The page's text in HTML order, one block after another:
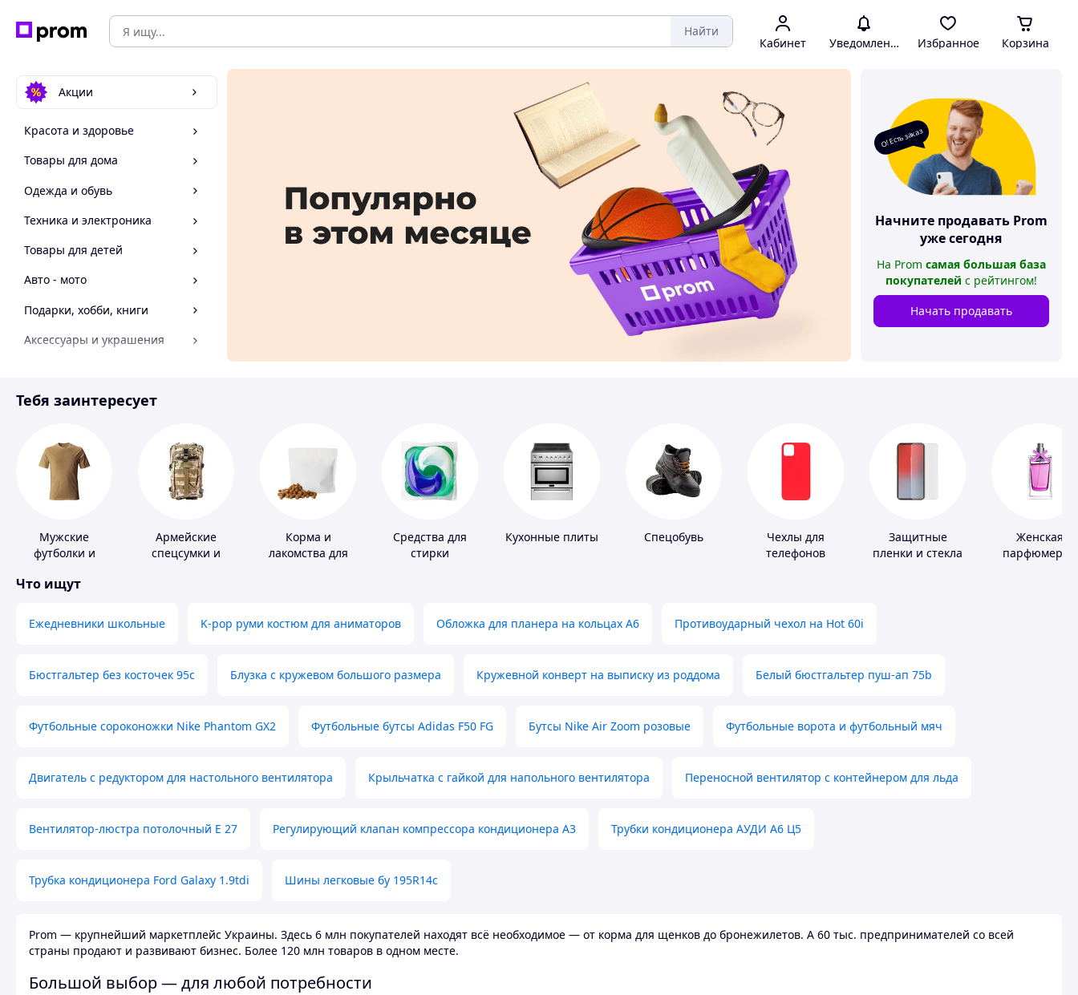
Найти
Кабинет Уведомления Избранное Корзина
Акции
Красота и здоровье
Товары для дома
Одежда и обувь
Техника и электроника
Товары для детей
Авто - мото
Подарки, хобби, книги
Аксессуары и украшения
Спорт и отдых
О! Есть заказ
Начните продавать Prom
уже сегодня
На Prom самая большая база
покупателей с рейтингом!
Начать продавать
Тебя заинтересует
Мужские
футболки и
Армейские
спецсумки и
Корма и
лакомства для
Средства для
стирки
Кухонные плиты Спецобувь
Чехлы для
телефонов
Защитные
пленки и стекла
Женская
парфюмерия
Что ищут
Ежедневники школьные K-pop руми костюм для аниматоров Обложка для планера на кольцах А6 Противоударный чехол на Hot 60i
Бюстгальтер без косточек 95с Блузка с кружевом большого размера Кружевной конверт на выписку из роддома Белый бюстгальтер пуш-ап 75b
Футбольные сороконожки Nike Phantom GX2 Футбольные бутсы Adidas F50 FG Бутсы Nike Air Zoom розовые Футбольные ворота и футбольный мяч
Двигатель с редуктором для настольного вентилятора Крыльчатка с гайкой для напольного вентилятора Переносной вентилятор с контейнером для льда
Вентилятор-люстра потолочный E 27 Регулирующий клапан компрессора кондиционера А3 Трубки кондиционера АУДИ А6 Ц5
Трубка кондиционера Ford Galaxy 1.9tdi Шины легковые бу 195R14c
Prom — крупнейший маркетплейс Украины. Здесь 6 млн покупателей находят всё необходимое — от корма для щенков до бронежилетов. А 60 тыс. предпринимателей со всей
страны продают и развивают бизнес. Более 120 млн товаров в одном месте.
Большой выбор — для любой потребности